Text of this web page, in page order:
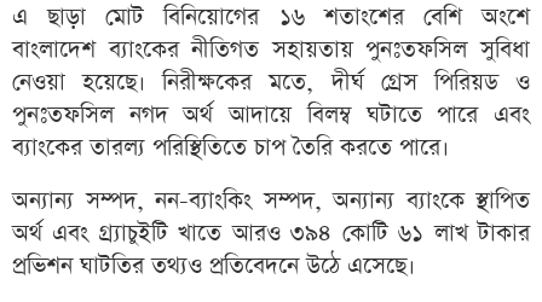
এ ছাড়া মোট বিনিয়োগের ১৬ শতাংশের বেশি অংশে
বাংলাদেশ ব্যাংকের নীতিগত সহায়তায় পুনঃতফসিল সুবিধা
নেওয়া হয়েছে। নিরীক্ষকের মতে, দীর্ঘ গ্রেস পিরিয়ড ও
পুনঃতফসিল নগদ অর্থ আদায়ে বিলম্ব ঘটাতে পারে এবং
ব্যাংকের তারল্য পরিস্থিতিতে চাপ তৈরি করতে পারে।
অন্যান্য সম্পদ, নন-ব্যাংকিং সম্পদ, অন্যান্য ব্যাংকে স্থাপিত
অর্থ এবং গ্র্যাচুইটি খাতে আরও ৩৯৪ কোটি ৬১ লাখ টাকার
প্রভিশন ঘাটতির তথ্যও প্রতিবেদনে উঠে এসেছে।